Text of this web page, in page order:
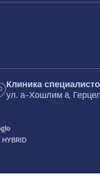
Клиника
ул. а-Хошлим 8,